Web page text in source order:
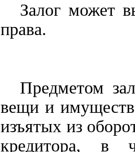
Залог может
права.
Предметом
вещи и
изъятых из
кредитора, в